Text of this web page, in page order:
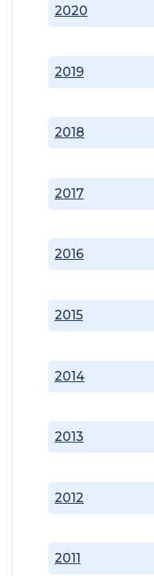
2011
2012
2013
2014
2015
2016
2017
2018
2019
2020